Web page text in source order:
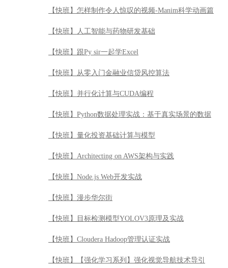
【快班】怎样制作令人惊叹的视频-Manim科学动画篇
【快班】人工智能与药物研发基础
【快班】跟Py sir一起学Excel
【快班】从零入门金融业信贷风控算法
【快班】并行化计算与CUDA编程
【快班】Python数据处理实战：基于真实场景的数据
【快班】量化投资基础计算与模型
【快班】Architecting on AWS架构与实践
【快班】Node.js Web开发实战
【快班】漫步华尔街
【快班】目标检测模型YOLOV3原理及实战
【快班】Cloudera Hadoop管理认证实战
【快班】【强化学习系列】强化视觉导航技术导引